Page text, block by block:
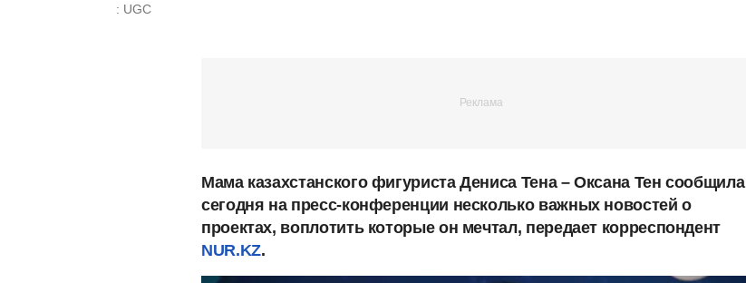
: UGC
Мама казахстанского фигуриста Дениса Тена – Оксана Тен сообщила
сегодня на пресс-конференции несколько важных новостей о
проектах, воплотить которые он мечтал, передает корреспондент
NUR.KZ.